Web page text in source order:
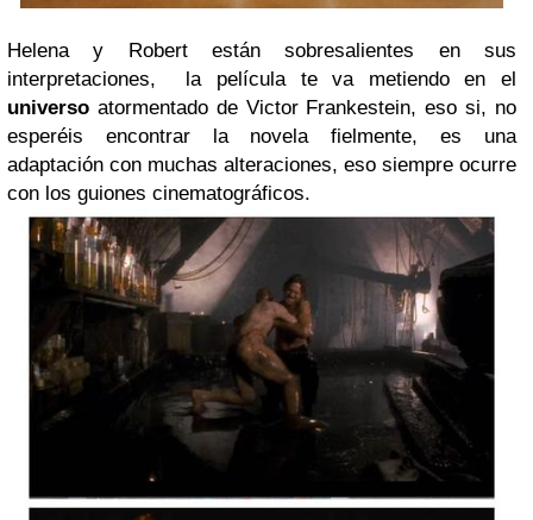
Helena y Robert están sobresalientes en sus
interpretaciones,
la película te va metiendo en el
universo atormentado de Victor Frankestein, eso si, no
esperéis encontrar la novela
fielmente, es una
adaptación con muchas alteraciones, eso siempre ocurre
con los guiones cinematográficos.